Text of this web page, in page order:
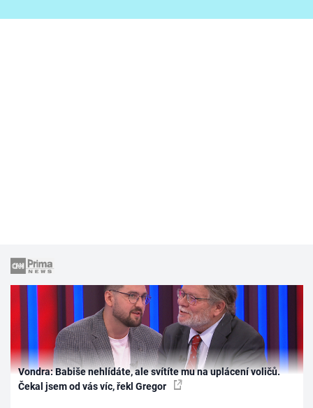
Vondra: Babiše nehlídáte, ale svítíte mu na uplácení voličů.
Čekal jsem od vás víc, řekl Gregor